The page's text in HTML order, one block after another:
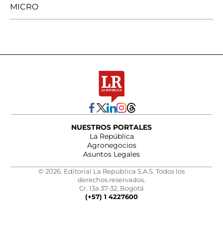
MICRO
NUESTROS PORTALES
La República
Agronegocios
Asuntos Legales
© 2026, Editorial La República S.A.S. Todos los
derechos reservados.
Cr. 13a 37-32, Bogotá
(+57) 1 4227600